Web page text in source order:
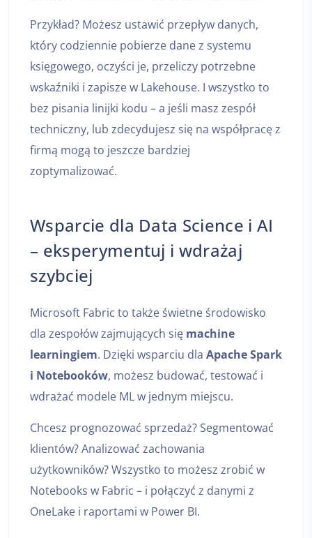
Przykład? Możesz ustawić przepływ danych,
który codziennie pobierze dane z systemu
księgowego, oczyści je, przeliczy potrzebne
wskaźniki i zapisze w Lakehouse. I wszystko to
bez pisania linijki kodu – a jeśli masz zespół
techniczny, lub zdecydujesz się na współpracę z
firmą mogą to jeszcze bardziej
zoptymalizować.
Wsparcie dla Data Science i AI
– eksperymentuj i wdrażaj
szybciej
Microsoft Fabric to także świetne środowisko
dla zespołów zajmujących się machine
learningiem. Dzięki wsparciu dla Apache Spark
i Notebooków, możesz budować, testować i
wdrażać modele ML w jednym miejscu.
Chcesz prognozować sprzedaż? Segmentować
klientów? Analizować zachowania
użytkowników? Wszystko to możesz zrobić w
Notebooks w Fabric – i połączyć z danymi z
OneLake i raportami w Power BI.